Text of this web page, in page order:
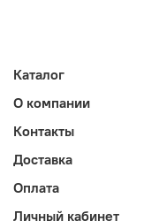
Каталог
О компании
Контакты
Доставка
Оплата
Личный кабинет